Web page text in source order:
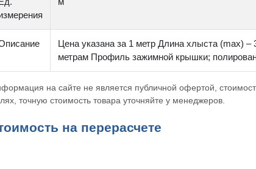
Цена указана за 1 метр Длина хлыста (max) –
метрам Профиль зажимной крышки;
на сайте не является публичной офертой,
точную стоимость товара уточняйте у менеджеров.
на перерасчете